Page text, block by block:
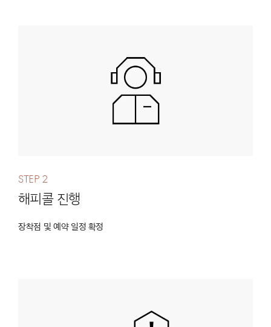
Step 2
해피콜 진행
장착점 및 예약 일정 확정